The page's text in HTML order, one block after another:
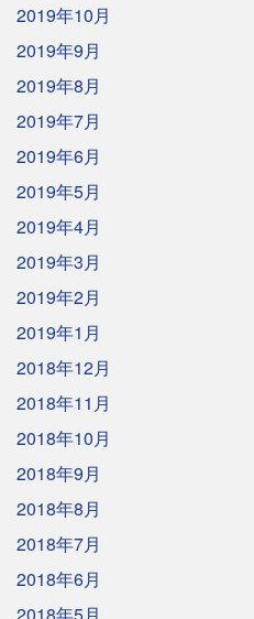
2019年10月
2019年9月
2019年8月
2019年7月
2019年6月
2019年5月
2019年4月
2019年3月
2019年2月
2019年1月
2018年12月
2018年11月
2018年10月
2018年9月
2018年8月
2018年7月
2018年6月